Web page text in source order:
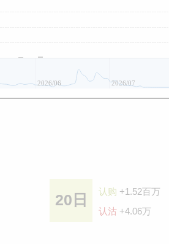
2026/06 2026/07
20日 认购 +1.52百万
认沽 +4.06万